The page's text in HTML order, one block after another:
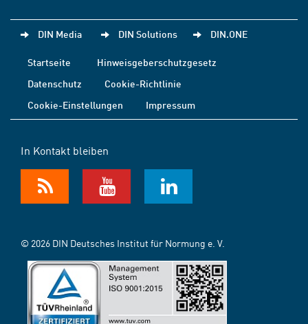
DIN Media DIN Solutions DIN.ONE
Startseite
Hinweisgeberschutzgesetz
Datenschutz
Cookie-Richtlinie
Cookie-Einstellungen
Impressum
In Kontakt bleiben
© 2026 DIN Deutsches Institut für Normung e. V.